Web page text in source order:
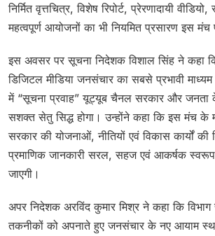
निर्मित वृत्तचित्र, विशेष रिपोर्ट, प्रेरणादायी
महत्वपूर्ण आयोजनों का भी नियमित प्रसारण इस मंच
इस अवसर पर सूचना निदेशक विशाल सिंह ने कहा
डिजिटल मीडिया जनसंचार का सबसे प्रभावी
में “सूचना प्रवाह” यूट्यूब चैनल सरकार और जनता
सशक्त सेतु सिद्ध होगा। उन्होंने कहा कि इस मंच के
सरकार की योजनाओं, नीतियों एवं विकास कार्यों
प्रमाणिक जानकारी सरल, सहज एवं आकर्षक
जाएगी।
अपर निदेशक अरविंद कुमार मिश्र ने कहा कि
तकनीकों को अपनाते हुए जनसंचार के नए आयाम